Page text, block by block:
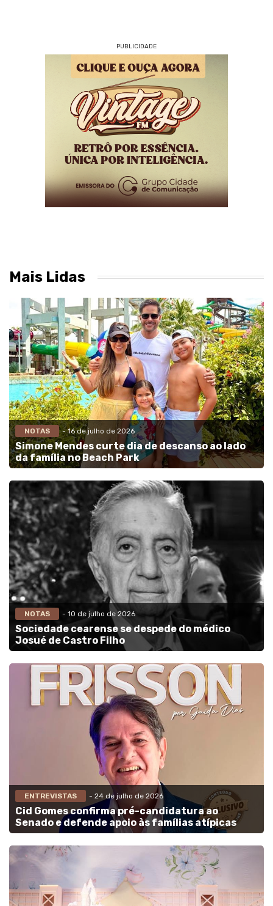
PUBLICIDADE
Mais Lidas
NOTAS - 16 de julho de 2026
Simone Mendes curte dia de descanso ao lado
da família no Beach Park
NOTAS - 10 de julho de 2026
Sociedade cearense se despede do médico
Josué de Castro Filho
ENTREVISTAS - 24 de julho de 2026
Cid Gomes confirma pré-candidatura ao
Senado e defende apoio às famílias atípicas